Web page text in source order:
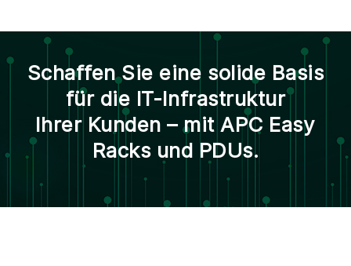
Schaffen Sie eine solide Basis
für die IT-Infrastruktur
Ihrer Kunden – mit APC Easy
Racks und PDUs.